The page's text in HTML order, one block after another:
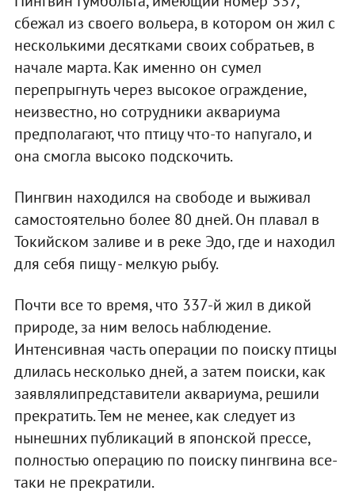
сбежал из своего вольера, в котором он жил с
несколькими десятками своих собратьев, в
начале марта. Как именно он сумел
перепрыгнуть через высокое ограждение,
неизвестно, но сотрудники аквариума
предполагают, что птицу что-то напугало, и
она смогла высоко подскочить.
Пингвин находился на свободе и выживал
самостоятельно более 80 дней. Он плавал в
Токийском заливе и в реке Эдо, где и находил
для себя пищу - мелкую рыбу.
Почти все то время, что 337-й жил в дикой
природе, за ним велось наблюдение.
Интенсивная часть операции по поиску птицы
длилась несколько дней, а затем поиски, как
заявлялипредставители аквариума, решили
прекратить. Тем не менее, как следует из
нынешних публикаций в японской прессе,
полностью операцию по поиску пингвина все-
таки не прекратили.